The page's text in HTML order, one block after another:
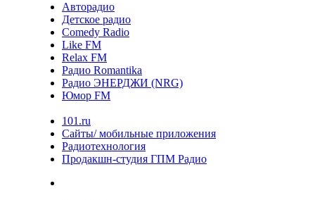
Авторадио
Детское радио
Comedy Radio
Like FM
Relax FM
Радио Romantika
Радио ЭНЕРДЖИ (NRG)
Юмор FM
101.ru
Сайты/ мобильные приложения
Радиотехнология
Продакшн-студия ГПМ Радио